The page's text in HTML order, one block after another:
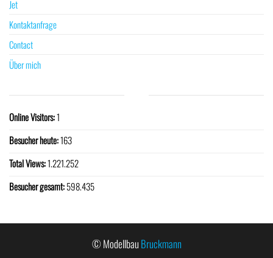
Jet
Kontaktanfrage
Contact
Über mich
Online Visitors:1
Besucher heute:163
Total Views:1.221.252
Besucher gesamt:598.435
© Modellbau Bruckmann